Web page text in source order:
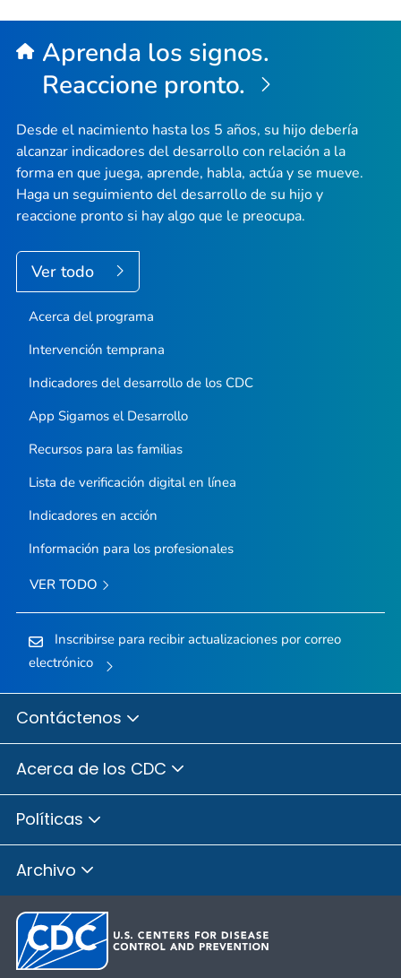
la
Aprenda los signos.
Reaccione pronto.
Desde el nacimiento hasta los 5 años, su hijo debería
alcanzar indicadores del desarrollo con relación a la
forma en que juega, aprende, habla, actúa y se mueve.
Haga un seguimiento del desarrollo de su hijo y
reaccione pronto si hay algo que le preocupa.
Ver todo
Acerca del programa
Intervención temprana
Indicadores del desarrollo de los CDC
App Sigamos el Desarrollo
Recursos para las familias
Lista de verificación digital en línea
Indicadores en acción
Información para los profesionales
VER TODO
Inscribirse para recibir actualizaciones por correo
electrónico
Contáctenos
Acerca de los CDC
Políticas
Archivo